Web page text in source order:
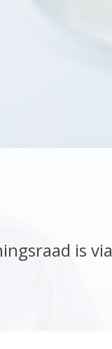
is via